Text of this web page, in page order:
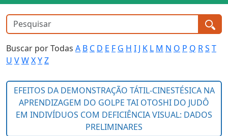
Buscar por Todas A B C D E F G H I J K L M N O P Q RS T
U VWXYZ